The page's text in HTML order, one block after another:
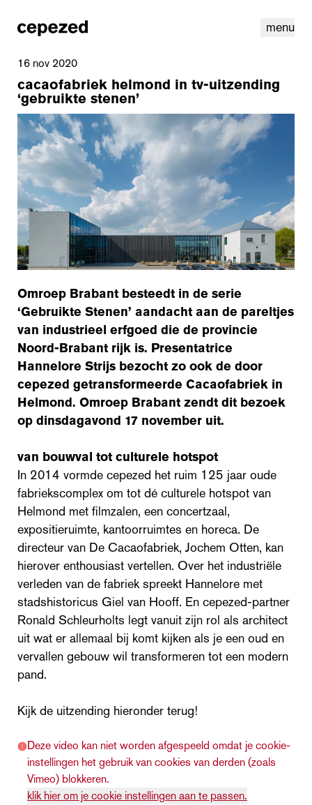
menu
linkedin instagram cookies nl | en
16 nov 2020
cacaofabriek helmond in tv-uitzending
‘gebruikte stenen’
Omroep Brabant besteedt in de serie
‘Gebruikte Stenen’ aandacht aan de pareltjes
van industrieel erfgoed die de provincie
Noord-Brabant rijk is. Presentatrice
Hannelore Strijs bezocht zo ook de door
cepezed getransformeerde Cacaofabriek in
Helmond. Omroep Brabant zendt dit bezoek
op dinsdagavond 17 november uit.
van bouwval tot culturele hotspot
In 2014 vormde cepezed het ruim 125 jaar oude
fabriekscomplex om tot dé culturele hotspot van
Helmond met filmzalen, een concertzaal,
expositieruimte, kantoorruimtes en horeca. De
directeur van De Cacaofabriek, Jochem Otten, kan
hierover enthousiast vertellen. Over het industriële
verleden van de fabriek spreekt Hannelore met
stadshistoricus Giel van Hooff. En cepezed-partner
Ronald Schleurholts legt vanuit zijn rol als architect
uit wat er allemaal bij komt kijken als je een oud en
vervallen gebouw wil transformeren tot een modern
pand.
Kijk de uitzending hieronder terug!
Deze video kan niet worden afgespeeld omdat je cookie-
instellingen het gebruik van cookies van derden (zoals
Vimeo) blokkeren.
klik hier om je cookie instellingen aan te passen.